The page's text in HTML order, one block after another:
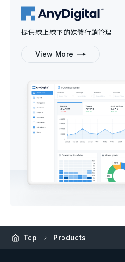
提供線上線下的媒體行銷管理
View More
Top Products